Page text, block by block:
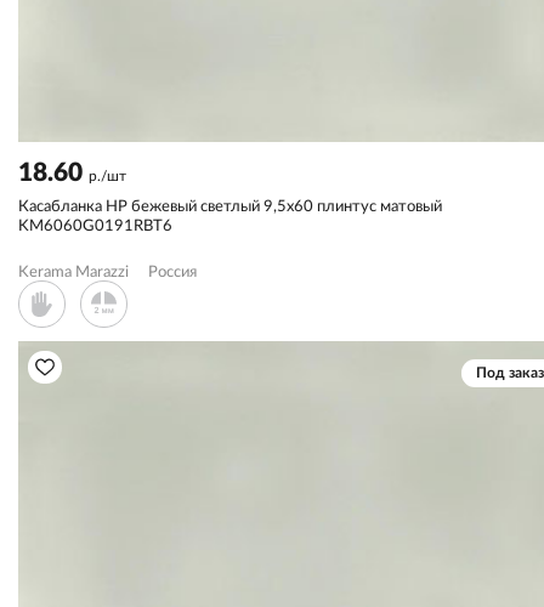
18.60 р./шт
Касабланка HP бежевый светлый 9,5x60 плинтус матовый
KM6060G0191RBT6
Kerama Marazzi Россия
Под заказ